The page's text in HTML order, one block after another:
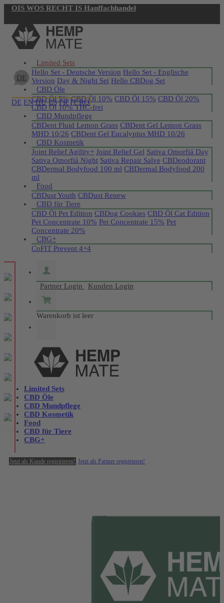
OIS WOS RECHT IS Hanffachhandel
Jetzt registrieren
DE
DE EN HU ES FR IT RO
Limited Sets
Hello Set - Deutsche Version Hello Set - Englische
Version Day & Night Set Hello CBDog Set
CBD Öle
CBD Öl 5% CBD Öl 10% CBD Öl 15% CBD Öl 20%
CBD Öl 10% THC-frei
CBD Mundpflege
CBDent Fluid Lemon Grass CBDent Gel Lemon Grass
MHD 10/26 CBDent Gel Eucalyptus MHD 10/26
CBD Kosmetik
Joint Relief Agility+ Joint Relief Gel Sativa Omorfiá Day
Sativa Omorfiá Night Sativa Repair Salve CBDeodorant
CBDermal Bodyfood 100 ml CBDermal Bodyfood 200
ml
Food
CBDust Youth CBDust Renew
CBD für Tiere
CBD Öl Pet Edition CBDog Cookies CBD Öl Cat Edition
Pet Concentrate 10% Pet Concentrate 15% Pet
Concentrate 20%
CBG+
CoFIT Prevent 4+4
Partner Login Kunden Login
Warenkorb ist leer
Limited Sets
CBD Öle
CBD Mundpflege
CBD Kosmetik
Food
CBD für Tiere
CBG+
Jetzt als Kunde registrieren! Jetzt als Partner registrieren!